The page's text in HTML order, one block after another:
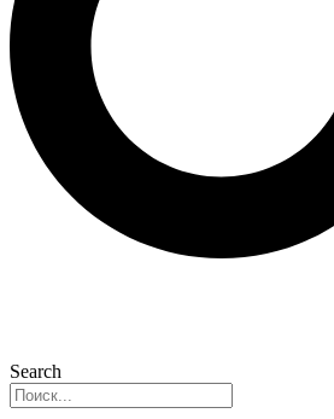
Search